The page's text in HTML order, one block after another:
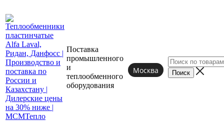
Поставка
промышленного
и
теплообменного
оборудования
Москва